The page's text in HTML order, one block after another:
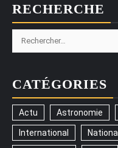
RECHERCHE
Rechercher :
CATÉGORIES
Actu Astronomie
International National